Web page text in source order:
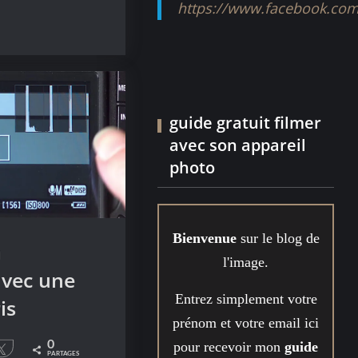
une
Tweetez 0
PARTAGES
https://
guide gratuit filmer
avec son appareil
photo
Bienvenuesur le blog de
l'image.
Entrez simplement votre
prénom et votre email ici
pour recevoir monguide